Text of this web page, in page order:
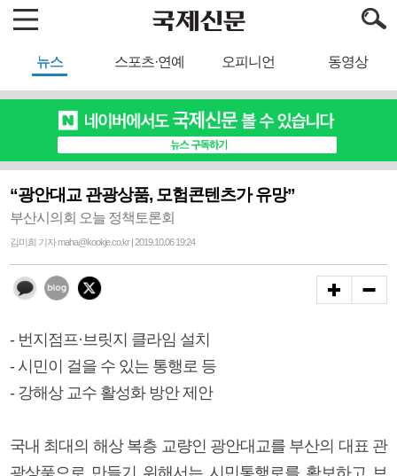
뉴스 스포츠·연예 오피니언 동영상
“광안대교 관광상품, 모험콘텐츠가 유망”
부산시의회 오늘 정책토론회
김미희 기자 maha@kookje.co.kr | 2019.10.06 19:24
- 번지점프·브릿지 클라임 설치
- 시민이 걸을 수 있는 통행로 등
- 강해상 교수 활성화 방안 제안
국내 최대의 해상 복층 교량인 광안대교를 부산의 대표 관
광상품으로 만들기 위해서는 시민통행로를 확보하고 브